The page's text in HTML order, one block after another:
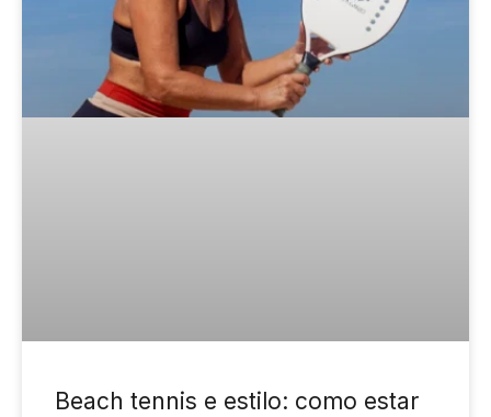
Beach tennis e estilo: como estar